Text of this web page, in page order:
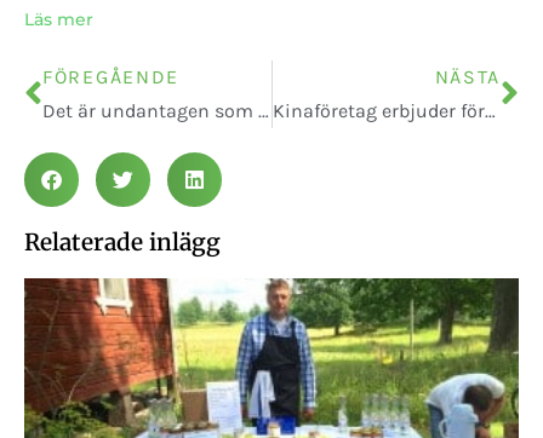
Läs mer
FÖREGÅENDE
Det är undantagen som ställer till det
NÄSTA
Kinaföretag erbjuder försäkring mot skatt
Relaterade inlägg